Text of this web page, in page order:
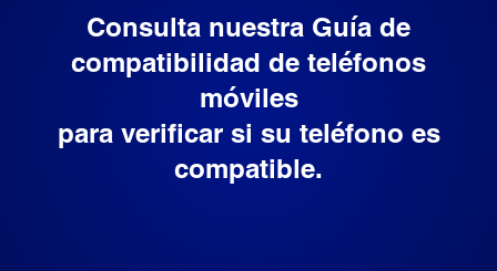
Consulta nuestra Guía de
compatibilidad de teléfonos
móviles
para verificar si su teléfono es
compatible.